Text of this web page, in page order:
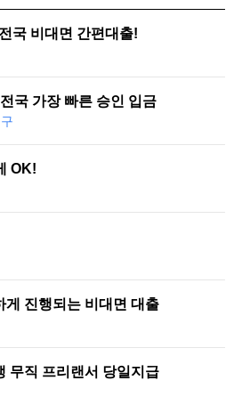
국 비대면 간편대출!
국 가장 빠른 승인 입금
OK!
게 진행되는 비대면 대출
무직 프리랜서 당일지급